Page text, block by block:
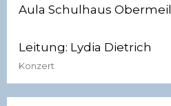
Aula Schulhaus
Leitung: Lydia Dietrich
Konzert